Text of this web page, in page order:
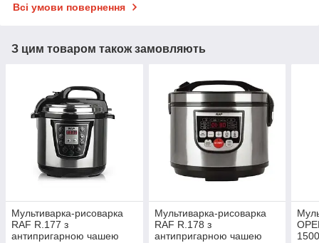
Всі умови повернення
З цим товаром також замовляють
Мультиварка-рисоварка
RAF R.177 з
антипригарною чашею
Мультиварка-рисоварка
RAF R.178 з
антипригарною чашею